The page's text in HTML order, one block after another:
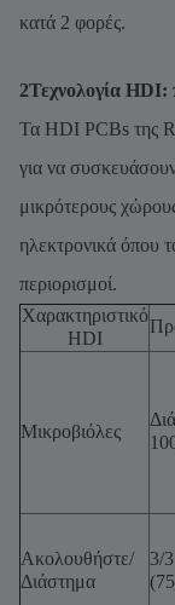
κατά 2 φορές.
2Τεχνολογία HDI:
Τα HDI PCBs της
για να
μικρότερους
ηλεκτρονικά όπου
περιορισμοί.
Χαρακτηριστικό
HDI
Μικροβιόλες
Ακολουθήστε/
Διάστημα
3/